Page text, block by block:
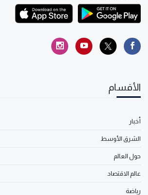
الأقسام
أخبار
الشرق الأوسط
حول العالم
عالم الاقتصاد
رياضة